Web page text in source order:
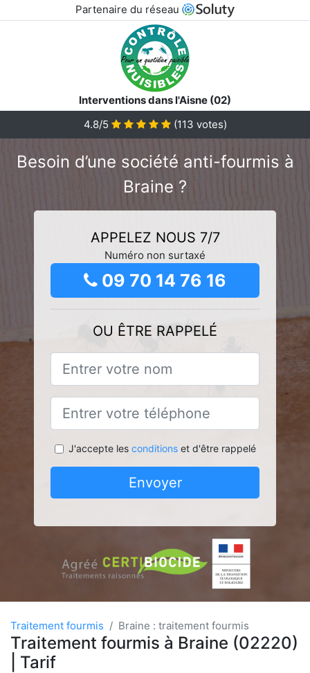
Partenaire du réseau
Interventions dans l'Aisne (02)
4.8/5
(113 votes)
Besoin d’une société anti-fourmis à
Braine ?
APPELEZ NOUS 7/7
Numéro non surtaxé
09 70 14 76 16
OU ÊTRE RAPPELÉ
J'accepte les conditionset d'être rappelé
Envoyer
Traitement fourmis Braine : traitement fourmis
Traitement fourmis à Braine (02220)
| Tarif